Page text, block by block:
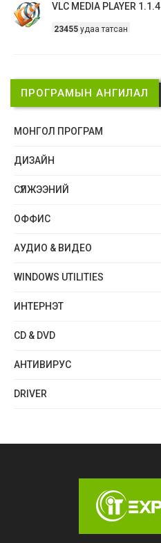
VLC MEDIA PLAYER 1.1.4
23455 удаа татсан
ПРОГРАМЫН АНГИЛАЛ
МОНГОЛ ПРОГРАМ
ДИЗАЙН
СҮЛЖЭЭНИЙ
ОФФИС
АУДИО & ВИДЕО
WINDOWS UTILITIES
ИНТЕРНЭТ
CD & DVD
АНТИВИРУС
DRIVER